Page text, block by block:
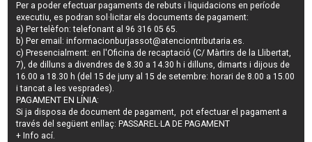
Per a poder efectuar pagaments derebuts i liquidacions en període
executiu, es podran sol·licitar els documents de pagament:
a) Per telèfon: telefonant al 96 316 05 65.
b) Per email:informacionburjassot@atenciontributaria.es.
c) Presencialment: en l'Oficina de recaptació (C/ Màrtirs de la Llibertat,
7), de dilluns a divendres de 8.30 a 14.30 h i dilluns, dimarts i dijous de
16.00 a 18.30 h (del 15 de juny al 15 de setembre: horari de 8.00 a 15.00
i tancat a les vesprades).
PAGAMENT EN LÍNIA:
Si ja disposa de document de pagament, pot efectuar el pagament a
través del següent enllaç: PASSAREL·LA DE PAGAMENT
+ Info ací.